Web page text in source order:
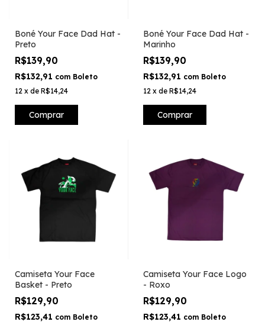
Boné Your Face Dad Hat -
Preto
R$139,90
R$132,91 com Boleto
12 x de R$14,24
Comprar
Boné Your Face Dad Hat -
Marinho
R$139,90
R$132,91 com Boleto
12 x de R$14,24
Comprar
Camiseta Your Face
Basket - Preto
R$129,90
R$123,41 com Boleto
Camiseta Your Face Logo
- Roxo
R$129,90
R$123,41 com Boleto